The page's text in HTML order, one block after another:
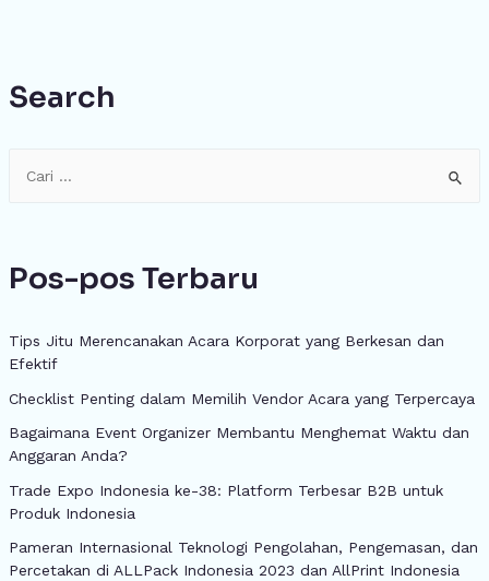
Search
Pos-pos Terbaru
Tips Jitu Merencanakan Acara Korporat yang Berkesan dan
Efektif
Checklist Penting dalam Memilih Vendor Acara yang Terpercaya
Bagaimana Event Organizer Membantu Menghemat Waktu dan
Anggaran Anda?
Trade Expo Indonesia ke-38: Platform Terbesar B2B untuk
Produk Indonesia
Pameran Internasional Teknologi Pengolahan, Pengemasan, dan
Percetakan di ALLPack Indonesia 2023 dan AllPrint Indonesia